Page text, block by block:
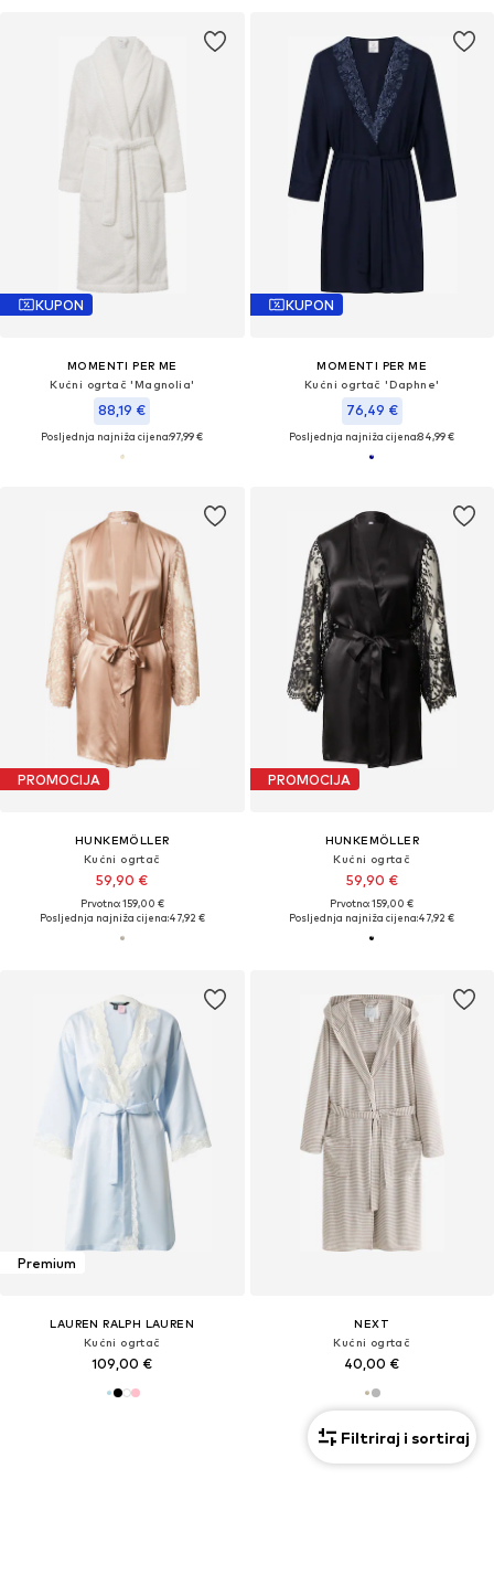
KUPON
MOMENTI PER ME
Kućni ogrtač 'Magnolia'
88,19 €
Posljednja najniža cijena:97,99 €
KUPON
MOMENTI PER ME
Kućni ogrtač 'Daphne'
76,49 €
Posljednja najniža cijena:84,99 €
PROMOCIJA
HUNKEMÖLLER
Kućni ogrtač
59,90 €
Prvotno: 159,00 €
Posljednja najniža cijena:47,92 €
PROMOCIJA
HUNKEMÖLLER
Kućni ogrtač
59,90 €
Prvotno: 159,00 €
Posljednja najniža cijena:47,92 €
Premium
LAUREN RALPH LAUREN
Kućni ogrtač
109,00 €
NEXT
Kućni ogrtač
40,00 €
Filtriraj i sortiraj